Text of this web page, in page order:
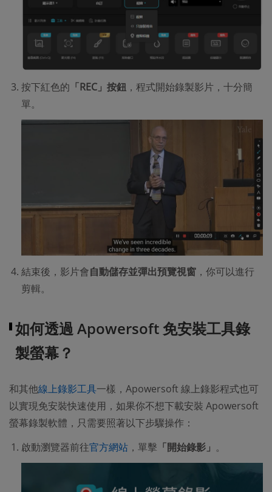
按下紅色的 「REC」按鈕 ，程式開始錄製影片，十分簡
單。
結束後，影片會自動儲存並彈出預覽視窗 ，你可以進行
剪輯。
如何透過 Apowersoft 免安裝工具錄
製螢幕？
和其他線上錄影工具一樣，Apowersoft 線上錄影程式也可
以實現免安裝快速使用，如果你不想下載安裝 Apowersoft
螢幕錄製軟體，只需要照著以下步驟操作：
啟動瀏覽器前往官方網站 ，單擊 「開始錄影」 。